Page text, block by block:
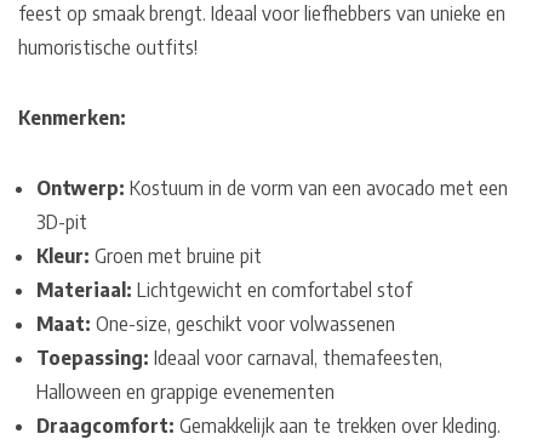
feest op smaak brengt. Ideaal voor liefhebbers van unieke en
humoristische outfits!
Kenmerken:
Ontwerp: Kostuum in de vorm van een avocado met een
3D-pit
Kleur: Groen met bruine pit
Materiaal: Lichtgewicht en comfortabel stof
Maat: One-size, geschikt voor volwassenen
Toepassing: Ideaal voor carnaval, themafeesten,
Halloween en grappige evenementen
Draagcomfort: Gemakkelijk aan te trekken over kleding.